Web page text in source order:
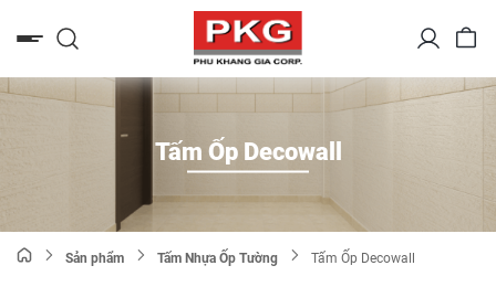
qua
dung
Tấm Ốp Decowall
Sản phẩm Tấm Nhựa Ốp Tường Tấm Ốp Decowall